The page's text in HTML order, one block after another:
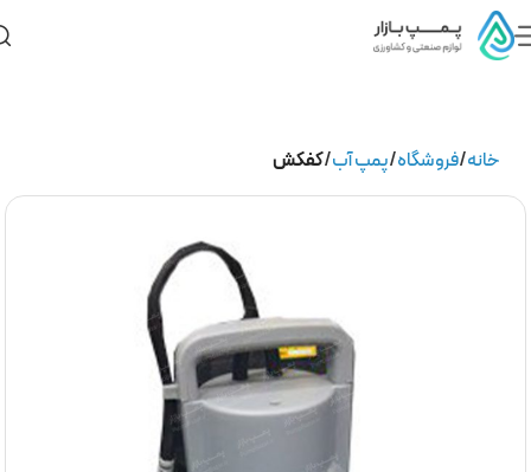
خانه فروشگاه پمپ آب کفکش